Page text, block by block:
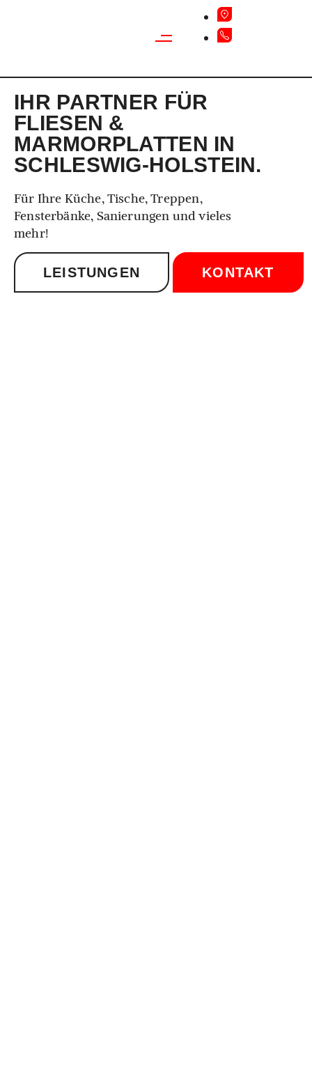
IHR PARTNER FÜR
FLIESEN &
MARMORPLATTEN IN
SCHLESWIG-HOLSTEIN.
Für Ihre Küche, Tische, Treppen,
Fensterbänke, Sanierungen und vieles
mehr!
LEISTUNGEN KONTAKT